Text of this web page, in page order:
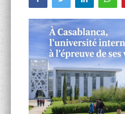
Universités Marocaines
Café littéraire de Fès
Recherche Scientifique
Activités Para-Universitaires